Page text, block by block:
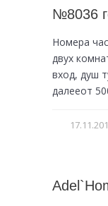
№8036
Номера
двух
вход, душ
далееот